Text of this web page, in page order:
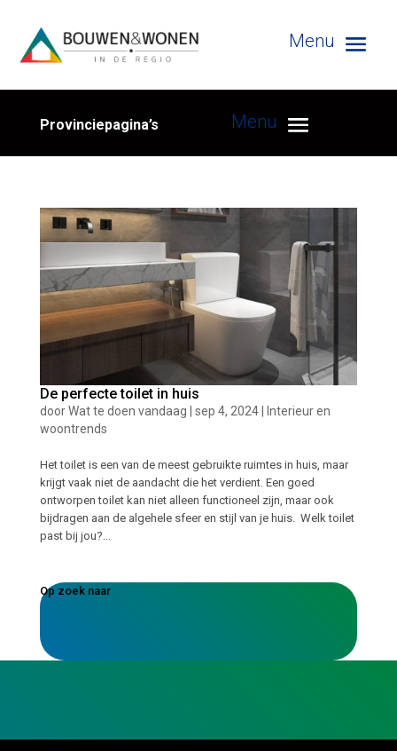
Provinciepagina’s
De perfecte toilet in huis
doorWat te doen vandaag sep 4, 2024|
Interieur en
woontrends
Het toilet is een van de meest gebruikte ruimtes in huis, maar
krijgt vaak niet de aandacht die het verdient. Een goed
ontworpen toilet kan niet alleen functioneel zijn, maar ook
bijdragen aan de algehele sfeer en stijl van je huis. Welk toilet
past bij jou?...
Op zoek naar